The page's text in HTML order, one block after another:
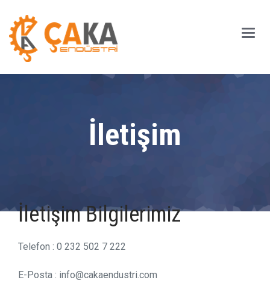
Main
İletişim
İletişim Bilgilerimiz
Telefon : 0 232 502 7 222
E-Posta : info@cakaendustri.com